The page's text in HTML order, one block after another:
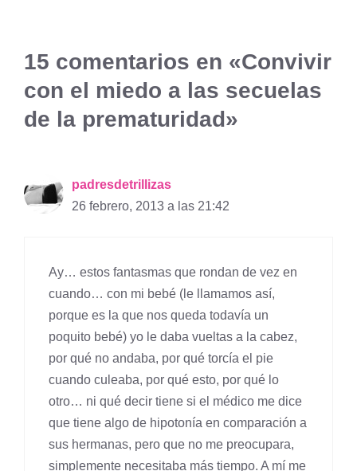
15 comentarios en «Convivir
con el miedo a las secuelas
de la prematuridad»
padresdetrillizas
26 febrero, 2013 a las 21:42
Ay… estos fantasmas que rondan de vez en
cuando… con mi bebé (le llamamos así,
porque es la que nos queda todavía un
poquito bebé) yo le daba vueltas a la cabez,
por qué no andaba, por qué torcía el pie
cuando culeaba, por qué esto, por qué lo
otro… ni qué decir tiene si el médico me dice
que tiene algo de hipotonía en comparación a
sus hermanas, pero que no me preocupara,
simplemente necesitaba más tiempo. A mí me